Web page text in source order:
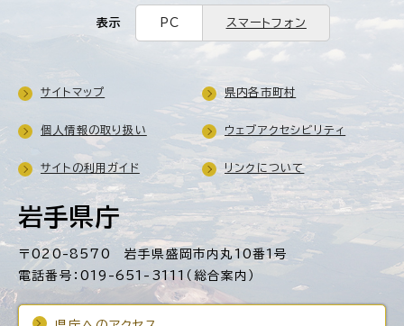
表示 PC スマートフォン
岩手県庁
〒020-8570 岩手県盛岡市内丸10番1号
電話番号：019-651-3111（総合案内）
サイトマップ 県内各市町村
個人情報の取り扱い ウェブアクセシビリティ
サイトの利用ガイド リンクについて